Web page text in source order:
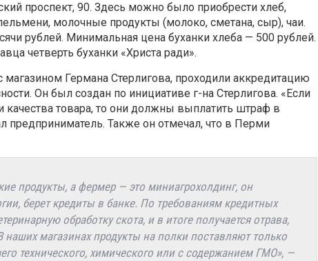
проспект, 90. Здесь можно было приобрести хлеб,
молочные продукты (молоко, сметана, сыр), чаи.
рублей. Минимальная цена буханки хлеба — 500 рублей.
четверть буханки «Христа ради».
Германа Стерлигова, проходили аккредитацию
Он был создан по инициативе г-на Стерлигова. «Если
товара, то они должны выплатить штраф в
предприниматель. Также он отмечал, что в Перми
продукты, а фермер — это миниагрохолдинг, он
берет кредиты в банке. По требованиям кредитных
обработку скота, и в итоге получается отрава,
наших магазинах продукты на полки поставляют только
технического, химического или с содержанием ГМО», —